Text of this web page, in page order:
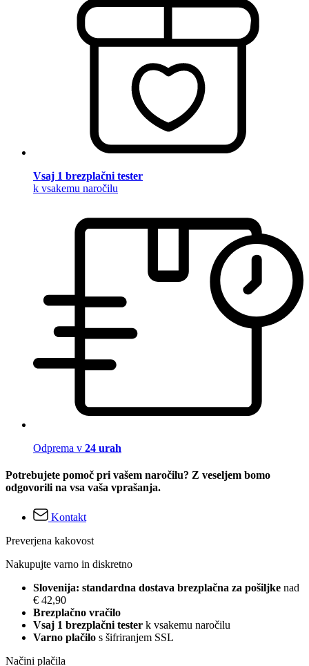
Vsaj 1 brezplačni tester
k vsakemu naročilu
Odprema v 24 urah
Potrebujete pomoč pri vašem naročilu? Z veseljem bomo
odgovorili na vsa vaša vprašanja.
Kontakt
Preverjena kakovost
Nakupujte varno in diskretno
Slovenija: standardna dostava brezplačna za pošiljke nad
€ 42,90
Brezplačno vračilo
Vsaj 1 brezplačni tester k vsakemu naročilu
Varno plačilo s šifriranjem SSL
Načini plačila